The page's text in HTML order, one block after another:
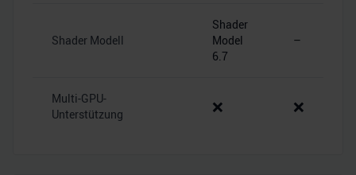
Shader Modell
Shader
Model
6.7
–
Multi-GPU-
Unterstützung
❌ ❌